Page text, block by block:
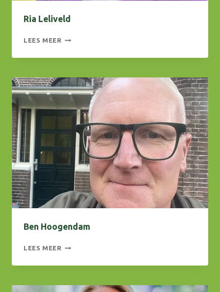
Ria Leliveld
LEES MEER RIA
Ben Hoogendam
LEES MEER BEN